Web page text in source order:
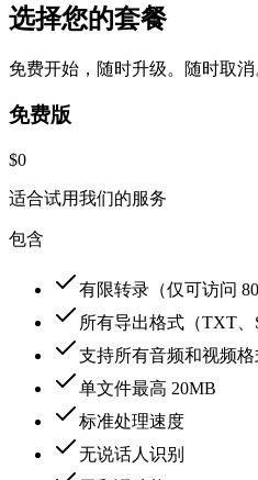
选择您的套餐
免费开始，随时升级。随时取消
免费版
$0
适合试用我们的服务
包含
有限转录（仅可访问
所有导出格式（TXT
支持所有音频和视频格
单文件最高 20MB
标准处理速度
无说话人识别